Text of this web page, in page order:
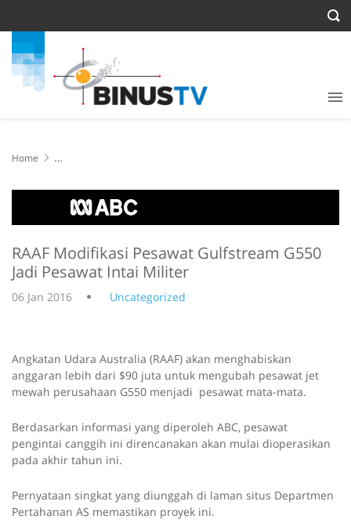
Home
RAAF Modifikasi Pesawat Gulfstream G550
Jadi Pesawat Intai Militer
06 Jan 2016 Uncategorized
Angkatan Udara Australia (RAAF) akan menghabiskan
anggaran lebih dari $90 juta untuk mengubah pesawat jet
mewah perusahaan G550 menjadi pesawat mata-mata.
Berdasarkan informasi yang diperoleh ABC, pesawat
pengintai canggih ini direncanakan akan mulai dioperasikan
pada akhir tahun ini.
Pernyataan singkat yang diunggah di laman situs Departmen
Pertahanan AS memastikan proyek ini.